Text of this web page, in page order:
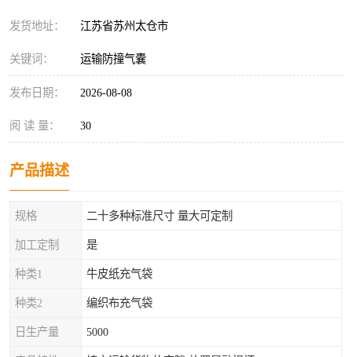
发货地址： 江苏省苏州太仓市
关键词： 运输防撞气囊
发布日期： 2026-08-08
阅 读 量： 30
产品描述
规格 二十多种标准尺寸 量大可定制
加工定制 是
种类1 牛皮纸充气袋
种类2 编织布充气袋
日生产量 5000